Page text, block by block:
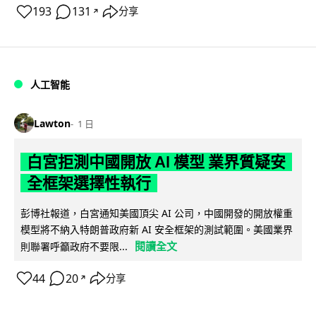
193 131 ↗ 分享
人工智能
Lawton 1 日
白宮拒測中國開放 AI 模型 業界質疑安
全框架選擇性執行
彭博社報道，白宮通知美國頂尖 AI 公司，中國開發的開放權重
模型將不納入特朗普政府新 AI 安全框架的測試範圍。美國業界
則聯署呼籲政府不要限...
閱讀全文
44 20 ↗ 分享